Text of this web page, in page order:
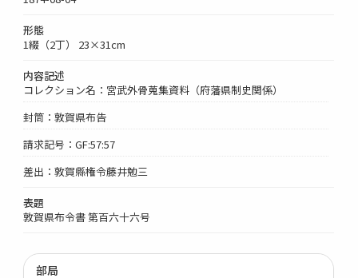
形態
1綴（2丁） 23×31cm
内容記述
コレクション名：宮武外骨蒐集資料（府藩県制史関係）
封筒：敦賀県布告
請求記号：GF:57:57
差出：敦賀縣権令藤井勉三
表題
敦賀県布令書 第百六十六号
部局